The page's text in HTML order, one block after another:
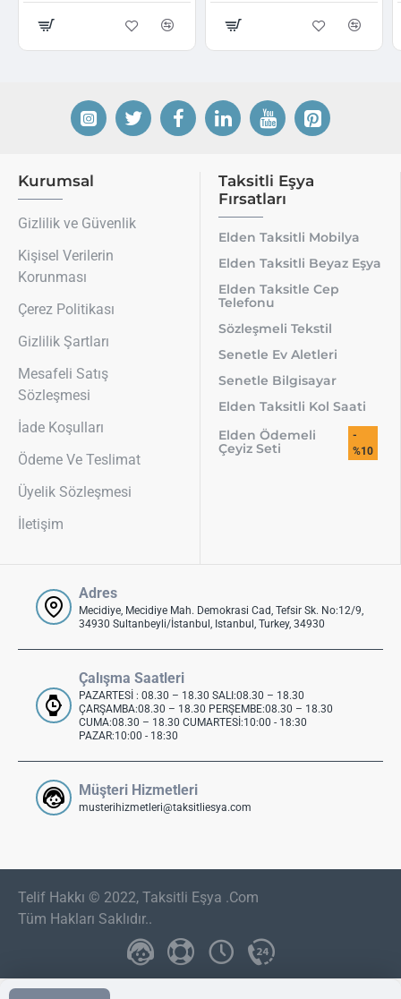
Kurumsal
Gizlilik ve Güvenlik
Kişisel Verilerin
Korunması
Çerez Politikası
Gizlilik Şartları
Mesafeli Satış
Sözleşmesi
İade Koşulları
Ödeme Ve Teslimat
Üyelik Sözleşmesi
İletişim
Taksitli Eşya
Fırsatları
Elden Taksitli Mobilya
Elden Taksitli Beyaz Eşya
Elden Taksitle Cep
Telefonu
Sözleşmeli Tekstil
Senetle Ev Aletleri
Senetle Bilgisayar
Elden Taksitli Kol Saati
Elden Ödemeli
Çeyiz Seti
-
%10
Adres
Mecidiye, Mecidiye Mah. Demokrasi Cad, Tefsir Sk. No:12/9,
34930 Sultanbeyli/İstanbul, Istanbul, Turkey, 34930
Çalışma Saatleri
PAZARTESİ : 08.30 – 18.30 SALI:08.30 – 18.30
ÇARŞAMBA:08.30 – 18.30 PERŞEMBE:08.30 – 18.30
CUMA:08.30 – 18.30 CUMARTESİ:10:00 - 18:30
PAZAR:10:00 - 18:30
Müşteri Hizmetleri
musterihizmetleri@taksitliesya.com
Telif Hakkı © 2022, Taksitli Eşya .Com
Tüm Hakları Saklıdır..